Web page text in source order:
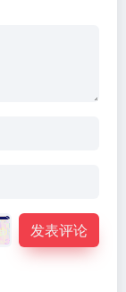
发表评论